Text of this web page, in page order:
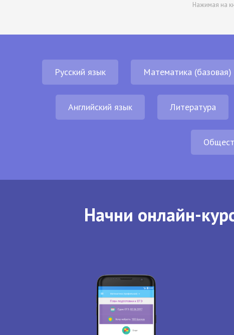
Нажимая на
Русский язык Математика (базовая)
Английский язык Литература
Начни онлайн-